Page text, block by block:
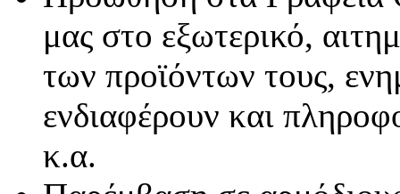
μας στο εξωτερικό,
των προϊόντων τους,
ενδιαφέρουν και
κ.α.